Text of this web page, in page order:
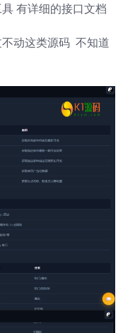
有详细的接口文档
动这类源码 不知道